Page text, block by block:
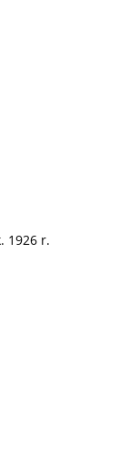
1926 r.